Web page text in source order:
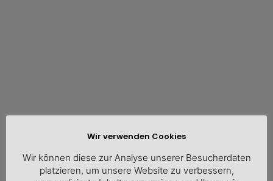
Dem WSM (Foto: Hauptgeschäftsführer Christian
Stellen nicht konkret genug
Wir verwenden Cookies
Wir können diese zur Analyse unserer Besucherdaten
platzieren, um unsere Website zu verbessern,